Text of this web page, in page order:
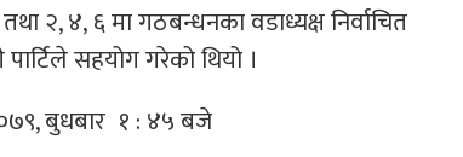
२, ४, ६ मा गठबन्धनका वडाध्यक्ष निर्वाचित
सहयोग गरेको थियो ।
बुधबार १ : ४५ बजे